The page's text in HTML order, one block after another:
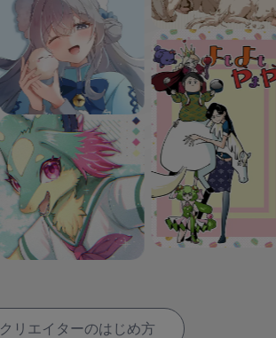
クリエイターのはじめ方